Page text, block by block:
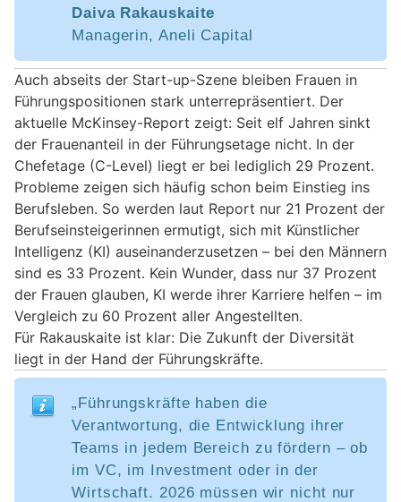
Daiva Rakauskaite
Managerin, Aneli Capital
Auch abseits der Start-up-Szene bleiben Frauen in
Führungspositionen stark unterrepräsentiert. Der
aktuelle McKinsey-Report zeigt: Seit elf Jahren sinkt
der Frauenanteil in der Führungsetage nicht. In der
Chefetage (C-Level) liegt er bei lediglich 29 Prozent.
Probleme zeigen sich häufig schon beim Einstieg ins
Berufsleben. So werden laut Report nur 21 Prozent der
Berufseinsteigerinnen ermutigt, sich mit Künstlicher
Intelligenz (KI) auseinanderzusetzen – bei den Männern
sind es 33 Prozent. Kein Wunder, dass nur 37 Prozent
der Frauen glauben, KI werde ihrer Karriere helfen – im
Vergleich zu 60 Prozent aller Angestellten.
Für Rakauskaite ist klar: Die Zukunft der Diversität
liegt in der Hand der Führungskräfte.
„Führungskräfte haben die
Verantwortung, die Entwicklung ihrer
Teams in jedem Bereich zu fördern – ob
im VC, im Investment oder in der
Wirtschaft. 2026 müssen wir nicht nur